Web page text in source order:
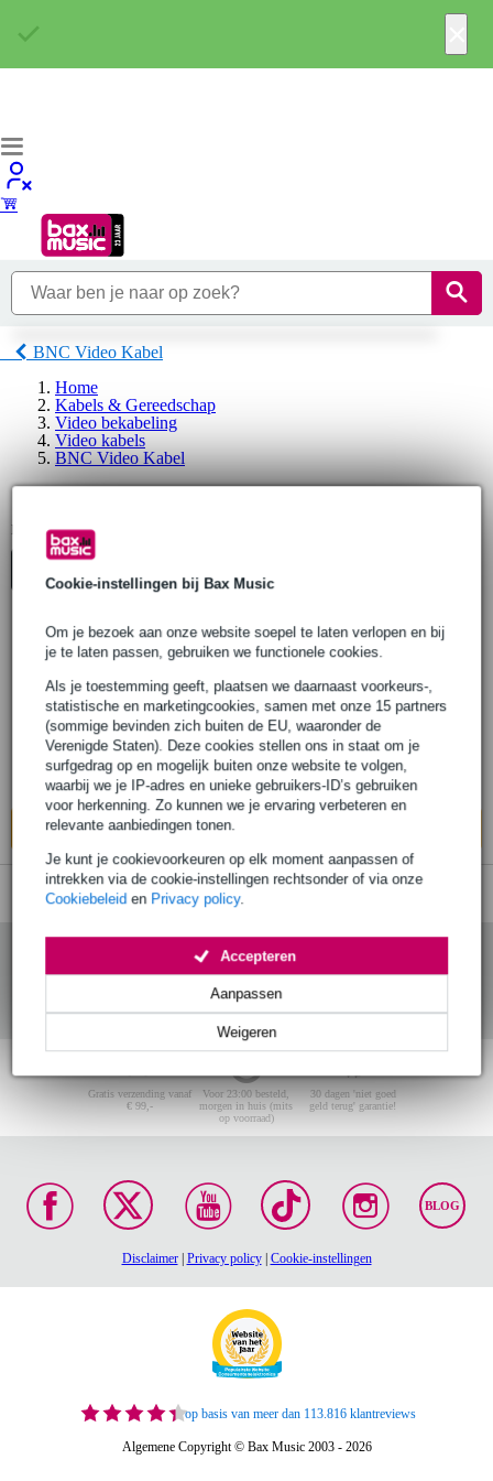
Cookie-instellingen bij Bax Music
Om je bezoek aan onze website soepel te laten verlopen en bij
je te laten passen, gebruiken we functionele cookies.
Als je toestemming geeft, plaatsen we daarnaast voorkeurs-,
statistische en marketingcookies, samen met onze 15 partners
(sommige bevinden zich buiten de EU, waaronder de
Verenigde Staten). Deze cookies stellen ons in staat om je
surfgedrag op en mogelijk buiten onze website te volgen,
waarbij we je IP-adres en unieke gebruikers-ID’s gebruiken
voor herkenning. Zo kunnen we je ervaring verbeteren en
relevante aanbiedingen tonen.
Je kunt je cookievoorkeuren op elk moment aanpassen of
intrekken via de cookie-instellingen rechtsonder of via onze
Cookiebeleid en Privacy policy.
Weigeren
Aanpassen
Accepteren
BNC Video Kabel
Home
Kabels & Gereedschap
Video bekabeling
Video kabels
BNC Video Kabel
Line 6 BNC Video Kabel
Er is 1product gevonden.
Line 6 CBL Coaxial BNC-BNC 50 Ohm
antennekabel kort
€ 21,30
Bestel nu en ontvang binnen circa 4 weken
In mijn winkelwagen
Gratis verzending vanaf
€ 99,-
Voor 23:00 besteld,
morgen in huis (mits
op voorraad)
30 dagen 'niet goed
geld terug' garantie!
BLOG
Disclaimer| Privacy policy| Cookie-instellingen
op basis van meer dan 113.816 klantreviews
Algemene Copyright © Bax Music 2003 - 2026